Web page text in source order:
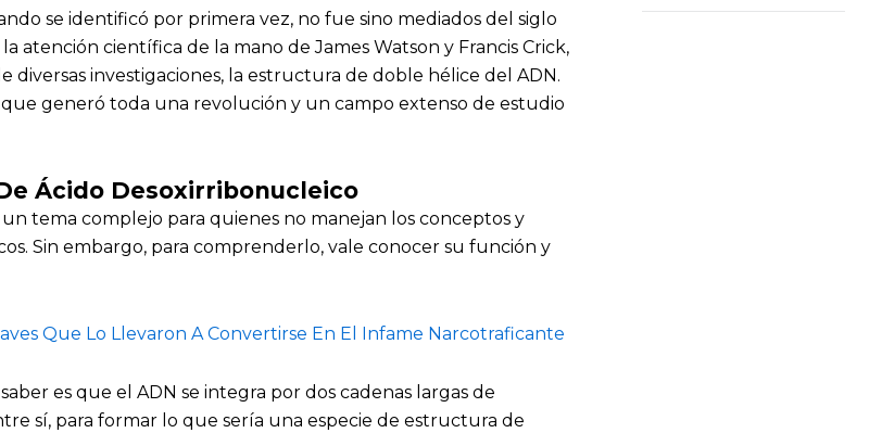
se identificó por primera vez, no fue sino mediados del siglo
atención científica de la mano de James Watson y Francis Crick,
diversas investigaciones, la estructura de doble hélice del ADN.
generó toda una revolución y un campo extenso de estudio
Ácido Desoxirribonucleico
tema complejo para quienes no manejan los conceptos y
Sin embargo, para comprenderlo, vale conocer su función y
Que Lo Llevaron A Convertirse En El Infame Narcotraficante
es que el ADN se integra por dos cadenas largas de
sí, para formar lo que sería una especie de estructura de